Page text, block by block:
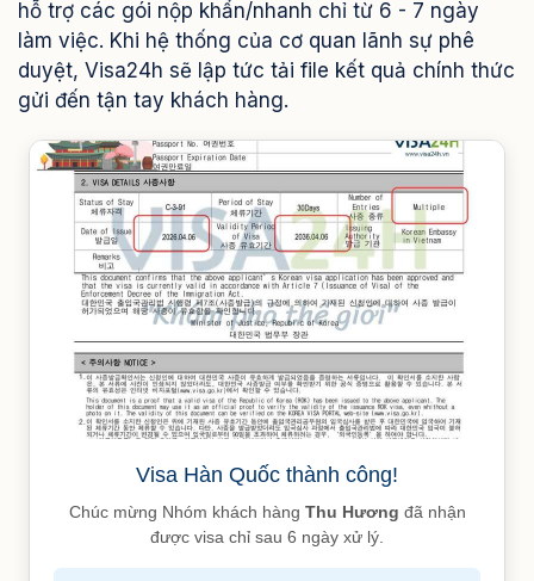
hỗ trợ các gói nộp khẩn/nhanh chỉ từ 6 - 7 ngày
làm việc. Khi hệ thống của cơ quan lãnh sự phê
duyệt, Visa24h sẽ lập tức tải file kết quả chính thức
gửi đến tận tay khách hàng.
Visa Hàn Quốc thành công!
Chúc mừng Nhóm khách hàng Thu Hương đã nhận
được visa chỉ sau 6 ngày xử lý.